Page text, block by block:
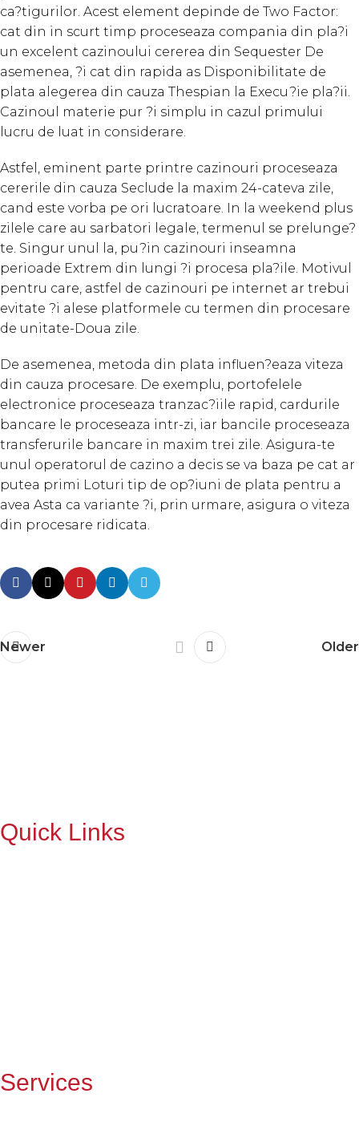
ca?tigurilor. Acest element depinde de Two Factor:
cat din in scurt timp proceseaza compania din pla?i
un excelent cazinoului cererea din Sequester De
asemenea, ?i cat din rapida as Disponibilitate de
plata alegerea din cauza Thespian la Execu?ie pla?ii.
Cazinoul materie pur ?i simplu in cazul primului
lucru de luat in considerare.
Astfel, eminent parte printre cazinouri proceseaza
cererile din cauza Seclude la maxim 24-cateva zile,
cand este vorba pe ori lucratoare. In la weekend plus
zilele care au sarbatori legale, termenul se prelunge?
te. Singur unul la, pu?in cazinouri inseamna
perioade Extrem din lungi ?i procesa pla?ile. Motivul
pentru care, astfel de cazinouri pe internet ar trebui
evitate ?i alese platformele cu termen din procesare
de unitate-Doua zile.
De asemenea, metoda din plata influen?eaza viteza
din cauza procesare. De exemplu, portofelele
electronice proceseaza tranzac?iile rapid, cardurile
bancare le proceseaza intr-zi, iar bancile proceseaza
transferurile bancare in maxim trei zile. Asigura-te
unul operatorul de cazino a decis se va baza pe cat ar
putea primi Loturi tip de op?iuni de plata pentru a
avea Asta ca variante ?i, prin urmare, asigura o viteza
din procesare ridicata.
Newer Older
Quick Links
Services